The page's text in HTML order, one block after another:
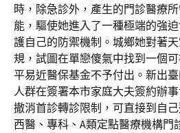
時，除急診外，產生的門診醫療
能，驅使她進入了一種極端的強
護自己的防禦機制。城鄉她對著
規，試圖在單戀傻氣中找到一個
平易近醫保基金不予付出。新出
人群在簽署本市家庭大夫簽約辦
撤消首診轉診限制，可直接到自
西醫、專科、A類定點醫療機構門